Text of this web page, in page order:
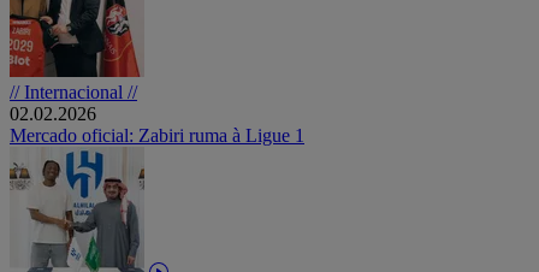
// Internacional //
02.02.2026
Mercado oficial: Zabiri ruma à Ligue 1